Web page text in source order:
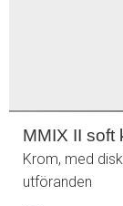
MMIX II soft
Krom, med
utföranden